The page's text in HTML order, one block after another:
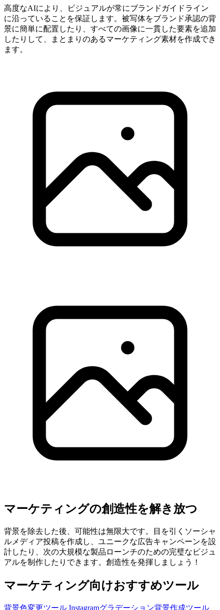
高度なAIにより、ビジュアルが常にブランドガイドライン
に沿っていることを保証します。被写体をブランド承認の背
景に簡単に配置したり、すべての画像に一貫した要素を追加
したりして、まとまりのあるマーケティング素材を作成でき
ます。
マーケティングの創造性を解き放つ
背景を除去した後、可能性は無限大です。目を引くソーシャ
ルメディア投稿を作成し、ユニークな広告キャンペーンを設
計したり、次の大規模な製品ローンチのための完璧なビジュ
アルを制作したりできます。創造性を発揮しましょう！
マーケティング向けおすすめツール
背景色変更ツール Instagramグラデーション背景作成ツール